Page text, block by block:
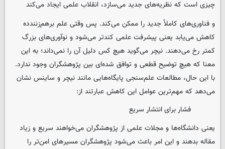
چیزی است که نظریه‌های جدید می‌سازد، انقلاب علمی ایجاد می‌کند
و فناوری‌های کاملاً جدید را ممکن می‌کند. پس وقتی علم برهم‌زنندده
کاهش می‌یابد یعنی پیشرفت علمی کندتر می‌شود و نوآوری‌های بزرگ
کمتر رخ می‌دهند. نیچر می‌گوید هیچ کس دلیل آن را نمی‌داند؛ به این
معنا که هیچ توضیح قطعی و توافق‌ شده‌ای بین پژوهشگران وجود ندارد.
با این حال، مطالعات علم‌سنجی پایگاه‌هایی مانند نیچر و ساینس نشان
می‌دهد که مهم‌ترین عوامل این کاهش عبارتند از:
فشار برای انتشار سریع
یعنی دانشگاه‌ها و مجلات علمی از پژوهشگران می‌خواهند سریع و زیاد
مقاله بدهند و این امر باعث می‌شود پژوهشگران مسیرهای امن‌تر را